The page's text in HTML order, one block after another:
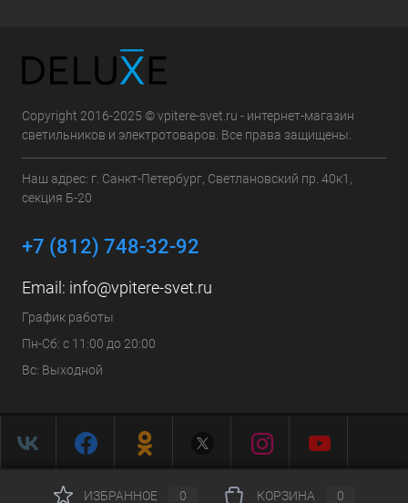
Copyright 2016-2025 © vpitere-svet.ru - интернет-магазин
светильников и электротоваров. Все права защищены.
Наш адрес: г. Санкт-Петербург, Светлановский пр. 40к1,
секция Б-20
+7 (812) 748-32-92
Email: info@vpitere-svet.ru
График работы
Пн-Сб: с 11:00 до 20:00
Вс: Выходной
ИЗБРАННОЕ 0 КОРЗИНА 0